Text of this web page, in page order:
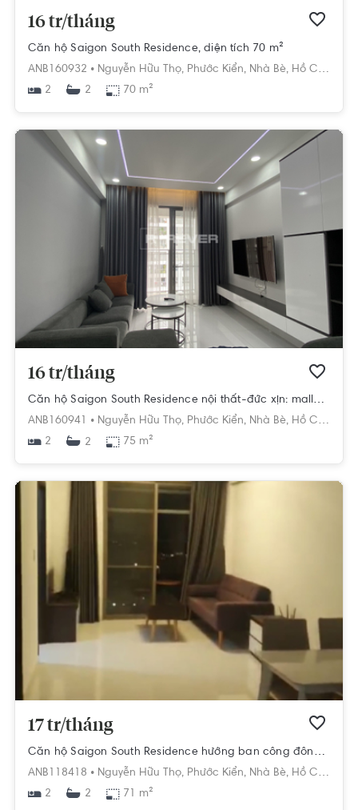
16 tr/tháng
Căn hộ Saigon South Residence, diện tích 70 m²
ANB160932 • Nguyễn Hữu Thọ, Phước Kiển, Nhà Bè, Hồ Chí Minh
2
2 70 m²
16 tr/tháng
Căn hộ Saigon South Residence nội thất-đức xịn: malloca,toto...
ANB160941 • Nguyễn Hữu Thọ, Phước Kiển, Nhà Bè, Hồ Chí Minh
2
2 75 m²
17 tr/tháng
Căn hộ Saigon South Residence hướng ban công đông đầy đủ nội thất diện tích 71m²
ANB118418 • Nguyễn Hữu Thọ, Phước Kiển, Nhà Bè, Hồ Chí Minh
2
2 71 m²